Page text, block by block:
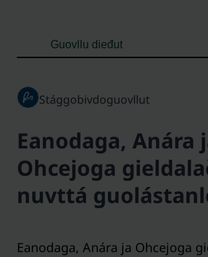
Guovllu dieđut
Stággobivdoguovllut
Eanodaga, Anára
Ohcejoga
nuvttá
Eanodaga, Anára ja Ohcejoga